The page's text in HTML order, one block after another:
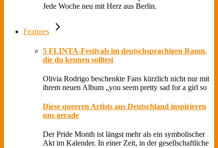
Jede Woche neu mit Herz aus Berlin.
Features
5 FLINTA-Festivals im deutschsprachigen Raum,
die du kennen solltest
Olivia Rodrigo beschenkte Fans kürzlich nicht nur mit
ihrem neuen Album „you seem pretty sad for a girl so
Diese queeren Artists aus Deutschland inspirieren
uns gerade
Der Pride Month ist längst mehr als ein symbolischer
Akt im Kalender. In einer Zeit, in der gesellschaftliche